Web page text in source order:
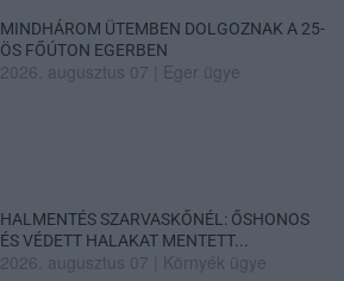
MINDHÁROM ÜTEMBEN DOLGOZNAK A 25-
ÖS FŐÚTON EGERBEN
2026. augusztus 07 Eger ügye
HALMENTÉS SZARVASKŐNÉL: ŐSHONOS
ÉS VÉDETT HALAKAT MENTETT...
2026. augusztus 07 Környék ügye